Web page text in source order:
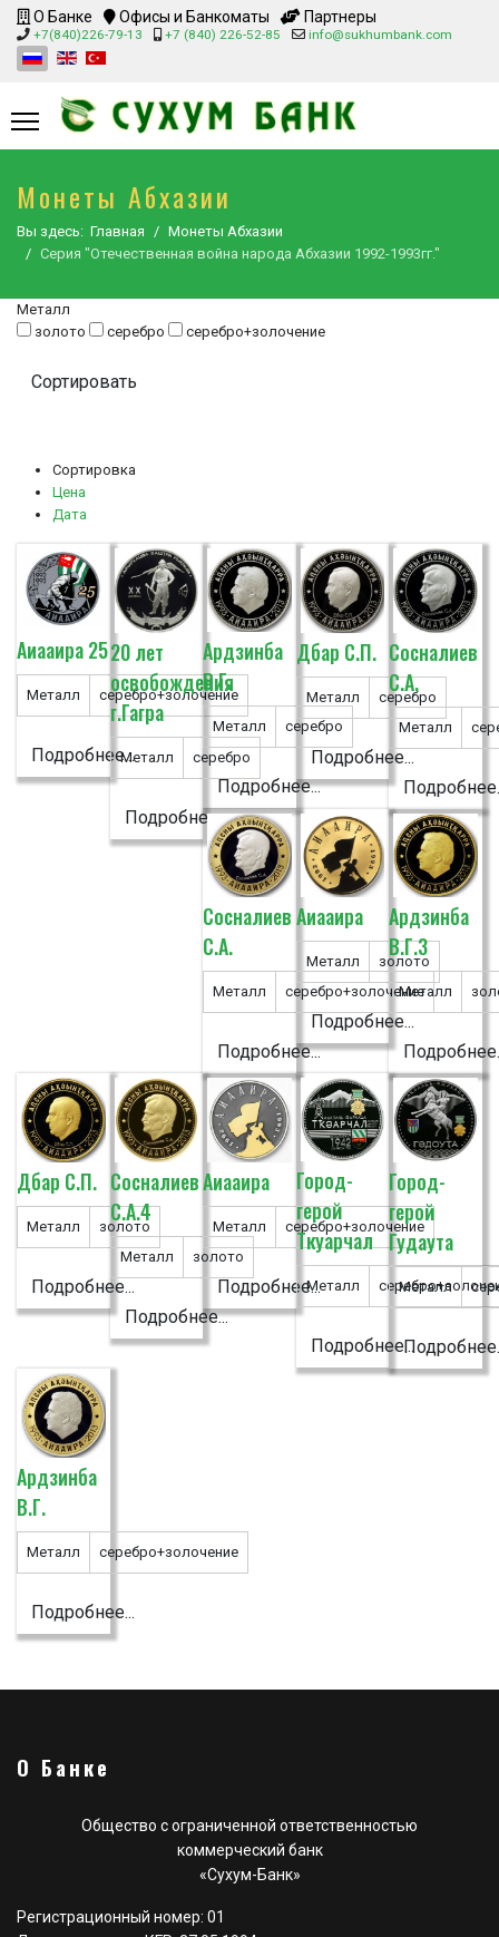
О Банке Офисы и Банкоматы Партнеры
+7(840)226-79-13 +7 (840) 226-52-85 info@sukhumbank.com
Монеты Абхазии
Вы здесь: Главная
Монеты Абхазии
Серия "Отечественная война народа Абхазии 1992-1993гг."
Металл
золото
серебро серебро+золочение
Сортировка
Цена
Дата
Аиааира 25
Металл серебро+золочение
Подробнее...
20 лет
освобождения
г.Гагра
Металл серебро
Подробнее...
Ардзинба
В.Г.
Металл серебро
Подробнее...
Дбар С.П.
Металл серебро
Подробнее...
Сосналиев
С.А.
Металл
Сосналиев
С.А.
Металл серебро+золочение
Подробнее...
Аиааира
Металл золото
Подробнее...
Ардзинба
В.Г.3
Металл
Дбар С.П.
Металл золото
Подробнее...
Сосналиев
С.А.4
Металл золото
Подробнее...
Аиааира
Металл серебро+золочение
Подробнее...
Город-
герой
Ткуарчал
Металл
Подробнее...
Город-
герой
Гудаута
Металл
Ардзинба
В.Г.
Металл серебро+золочение
Подробнее...
О Банке
Общество с ограниченной ответственностью
коммерческий банк
«Сухум-Банк»
Регистрационный номер: 01